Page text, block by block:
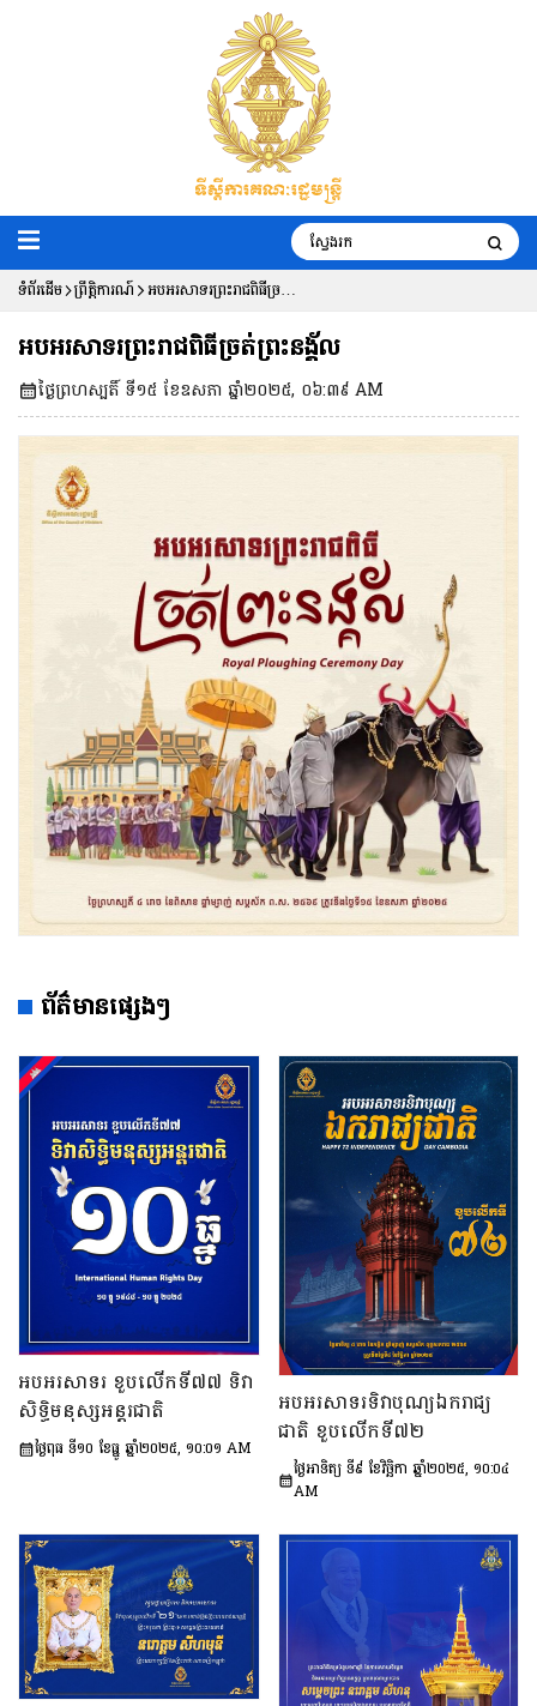
ទំព័រដើម ព្រឹត្តិការណ៍ អបអរសាទរព្រះរាជពិធីច្រត់
ព្រះនង្គ័ល
អបអរសាទរព្រះរាជពិធីច្រត់ព្រះនង្គ័ល
ថ្ងៃព្រហស្បតិ៍ ទី១៥ ខែឧសភា ឆ្នាំ២០២៥, ០៦:៣៩ AM
ព័ត៌មានផ្សេងៗ
អបអរសាទរ ខួបលើកទី៧៧ ទិវា
សិទ្ធិមនុស្សអន្តរជាតិ
ថ្ងៃពុធ ទី១០ ខែធ្នូ ឆ្នាំ២០២៥, ១០:០១ AM
អបអរសាទរទិវាបុណ្យឯករាជ្យ
ជាតិ ខួបលើកទី៧២
ថ្ងៃអាទិត្យ ទី៩ ខែវិច្ឆិកា ឆ្នាំ២០២៥, ១០:០៤
AM